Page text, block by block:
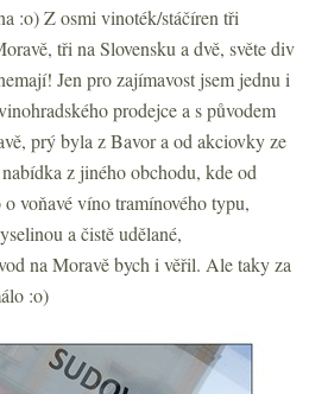
:o) Z osmi vinoték/stáčíren tři
tři na Slovensku a dvě, světe div
Jen pro zajímavost jsem jednu i
prodejce a s původem
prý byla z Bavor a od akciovky ze
z jiného obchodu, kde od
voňavé víno tramínového typu,
a čistě udělané,
na Moravě bych i věřil. Ale taky za
:o)